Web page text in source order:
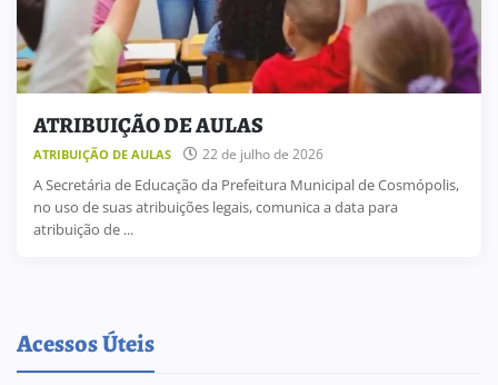
ATRIBUIÇÃO DE AULAS
ATRIBUIÇÃO DE AULAS 22 de julho de 2026
A Secretária de Educação da Prefeitura Municipal de Cosmópolis,
no uso de suas atribuições legais, comunica a data para
atribuição de ...
Acessos Úteis